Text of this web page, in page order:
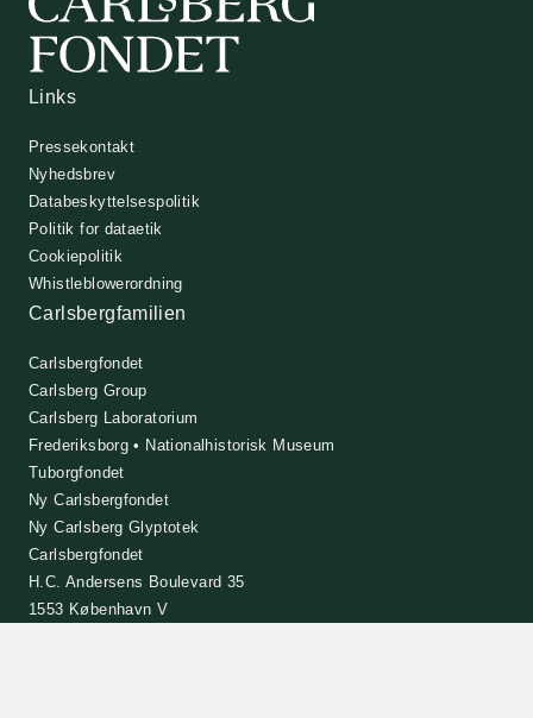
Links
Pressekontakt
Nyhedsbrev
Databeskyttelsespolitik
Politik for dataetik
Cookiepolitik
Whistleblowerordning
Carlsbergfamilien
Carlsbergfondet
Carlsberg Group
Carlsberg Laboratorium
Frederiksborg • Nationalhistorisk Museum
Tuborgfondet
Ny Carlsbergfondet
Ny Carlsberg Glyptotek
Carlsbergfondet
H.C. Andersens Boulevard 35
1553 København V